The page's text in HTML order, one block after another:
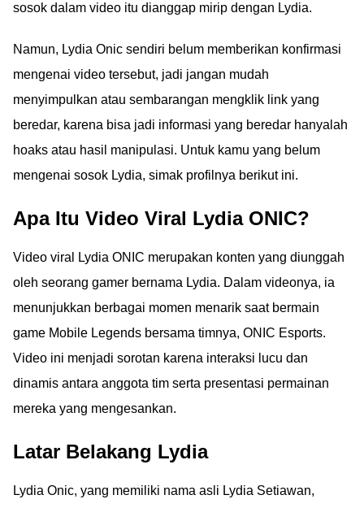
sosok dalam video itu dianggap mirip dengan Lydia.
Namun, Lydia Onic sendiri belum memberikan konfirmasi
mengenai video tersebut, jadi jangan mudah
menyimpulkan atau sembarangan mengklik link yang
beredar, karena bisa jadi informasi yang beredar hanyalah
hoaks atau hasil manipulasi. Untuk kamu yang belum
mengenai sosok Lydia, simak profilnya berikut ini.
Apa Itu Video Viral Lydia ONIC?
Video viral Lydia ONIC merupakan konten yang diunggah
oleh seorang gamer bernama Lydia. Dalam videonya, ia
menunjukkan berbagai momen menarik saat bermain
game Mobile Legends bersama timnya, ONIC Esports.
Video ini menjadi sorotan karena interaksi lucu dan
dinamis antara anggota tim serta presentasi permainan
mereka yang mengesankan.
Latar Belakang Lydia
Lydia Onic, yang memiliki nama asli Lydia Setiawan,